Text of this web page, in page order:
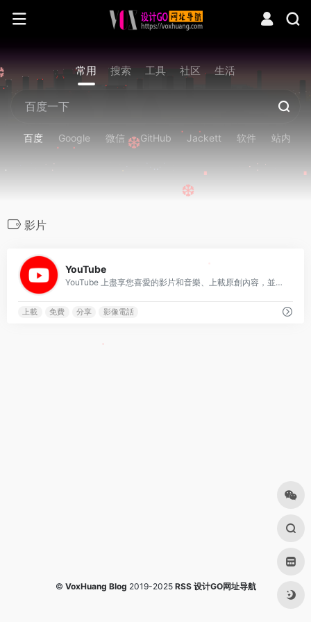
常用 搜索 工具 社区 生活
百度 Google 微信 GitHub Jackett 软件 站内
影片
YouTube
YouTube 上盡享您喜愛的影片和音樂、上載原創內容，並與親友和世界各地的人分享。
上載 免費 分享 影像電話
© VoxHuang Blog 2019-2025 RSS 设计GO网址导航
❆
❆